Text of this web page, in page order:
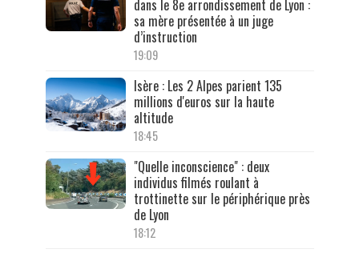
dans le 8e arrondissement de Lyon :
sa mère présentée à un juge
d’instruction
19:09
Isère : Les 2 Alpes parient 135
millions d'euros sur la haute
altitude
18:45
"Quelle inconscience" : deux
individus filmés roulant à
trottinette sur le périphérique près
de Lyon
18:12